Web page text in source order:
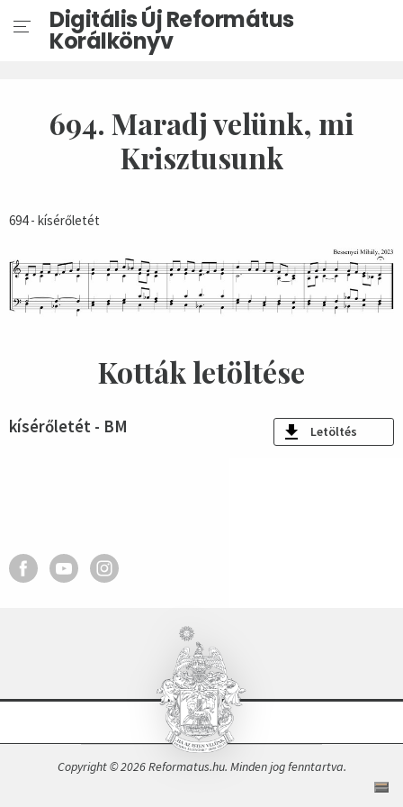
Digitális Új Református
Korálkönyv
694. Maradj velünk, mi
Krisztusunk
694 - kísérőletét
Kották letöltése
kísérőletét - BM Letöltés
Copyright © 2026 Reformatus.hu. Minden jog fenntartva.